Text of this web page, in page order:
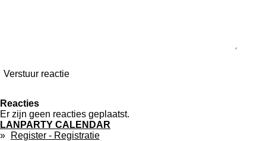
Verstuur reactie
Reacties
Er zijn geen reacties geplaatst.
LANPARTY CALENDAR
Register - Registratie